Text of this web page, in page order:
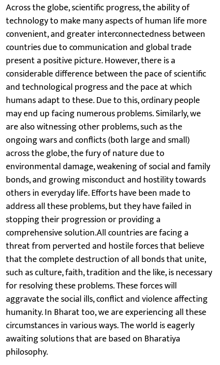
Across the globe, scientific progress, the ability of
technology to make many aspects of human life more
convenient, and greater interconnectedness between
countries due to communication and global trade
present a positive picture. However, there is a
considerable difference between the pace of scientific
and technological progress and the pace at which
humans adapt to these. Due to this, ordinary people
may end up facing numerous problems. Similarly, we
are also witnessing other problems, such as the
ongoing wars and conflicts (both large and small)
across the globe, the fury of nature due to
environmental damage, weakening of social and family
bonds, and growing misconduct and hostility towards
others in everyday life. Efforts have been made to
address all these problems, but they have failed in
stopping their progression or providing a
comprehensive solution.All countries are facing a
threat from perverted and hostile forces that believe
that the complete destruction of all bonds that unite,
such as culture, faith, tradition and the like, is necessary
for resolving these problems. These forces will
aggravate the social ills, conflict and violence affecting
humanity. In Bharat too, we are experiencing all these
circumstances in various ways. The world is eagerly
awaiting solutions that are based on Bharatiya
philosophy.